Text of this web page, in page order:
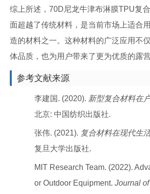
综上所述，70D尼龙牛津布淋膜TPU复
面超越了传统材料，是当前市场上适合
造的材料之一。这种材料的广泛应用不
体品质，也为用户带来了更为优质的露营
参考文献来源
李建国. (2020). 新型复合材料在
北京: 中国纺织出版社.
张伟. (2021). 复合材料在现代生
复旦大学出版社.
MIT Research Team. (2022).
or Outdoor Equipment. Journal